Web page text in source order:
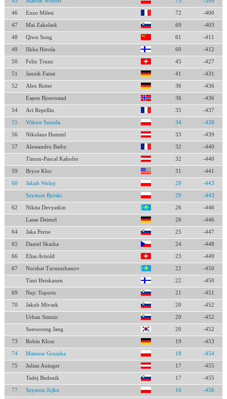
46 Enzo Milesi 72 -400
47 Mai Zakelsek 69 -403
48 Qiwu Song 61 -411
49 Ilkka Herola 60 -412
50 Felix Trunz 45 -427
51 Jannik Faisst 41 -431
52 Alex Reiter 36 -436
Espen Bjoernstad 36 -436
54 Ari Repellin 35 -437
55 Wiktor Szozda 34 -438
56 Nikolaus Humml 33 -439
57 Alessandro Batby 32 -440
Timon-Pascal Kahofer 32 -440
59 Bryce Kloc 31 -441
60 Jakub Wolny 29 -443
Szymon Byrski 29 -443
62 Nikita Devyatkin 26 -446
Lasse Deimel 26 -446
64 Jaka Perne 25 -447
65 Daniel Skarka 24 -448
66 Elias Arnold 23 -449
67 Nurshat Tursunzhanov 22 -450
Timi Heiskanen 22 -450
69 Nejc Toporis 21 -451
70 Jakob Mivsek 20 -452
Urban Simnic 20 -452
Sunwoong Jang 20 -452
73 Robin Kloss 19 -453
74 Mateusz Gruszka 18 -454
75 Julian Auinger 17 -455
Tadej Bedenik 17 -455
77 Szymon Jojko 16 -456